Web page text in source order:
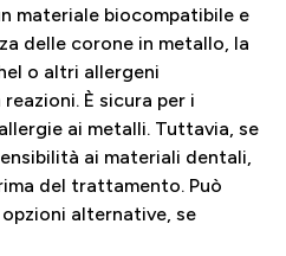
materiale biocompatibile e
delle corone in metallo, la
o altri allergeni
È sicura per i
ai metalli. Tuttavia, se
ai materiali dentali,
del trattamento. Può
alternative, se